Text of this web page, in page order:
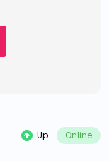
Up Online